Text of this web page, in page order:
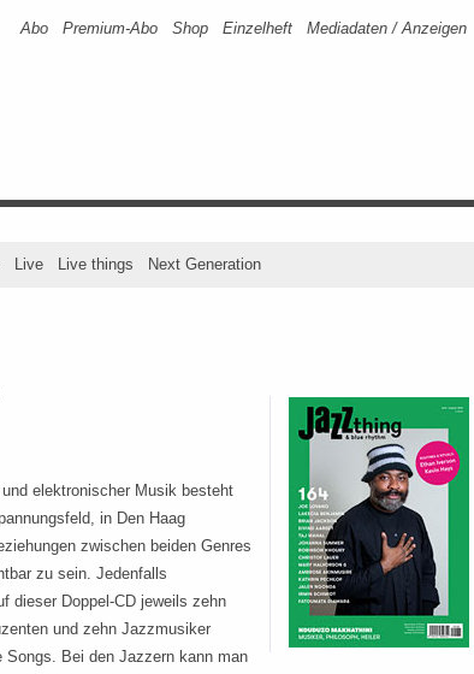
Abo Premium-Abo Shop Einzelheft Mediadaten / Anzeigen
Live Live things Next Generation
elektronischer Musik besteht
in Den Haag
zwischen beiden Genres
zu sein. Jedenfalls
dieser Doppel-CD jeweils zehn
und zehn Jazzmusiker
Songs. Bei den Jazzern kann man